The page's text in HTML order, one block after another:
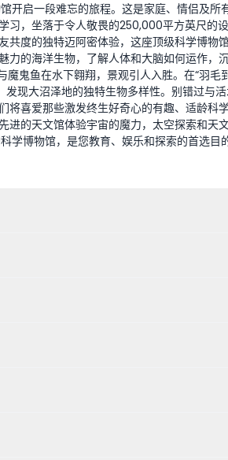
开启一段难忘的旅程。这是家庭、情侣及所
习，坐落于令人敬畏的250,000平方英尺的
共度的独特迈阿密体验，这座顶级科学博物
力的海洋生物，了解人体和大脑如何运作，
鬼鱼在水下翱翔，景观引人入胜。在“羽毛
现大沼泽地的独特生物多样性。别错过与活
将喜爱那些激发终生好奇心的有趣、适龄科
的天文馆体验宇宙的魔力，太空探索和天
学博物馆，是您教育、娱乐和探索的首选目